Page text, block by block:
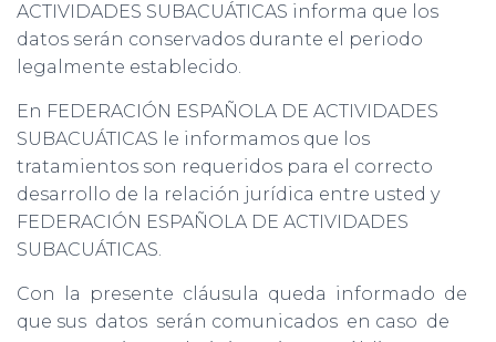
ACTIVIDADES SUBACUÁTICAS informa que los
datos serán conservados durante el periodo
legalmente establecido.
En FEDERACIÓN ESPAÑOLA DE ACTIVIDADES
SUBACUÁTICAS le informamos que los
tratamientos son requeridos para el correcto
desarrollo de la relación jurídica entre usted y
FEDERACIÓN ESPAÑOLA DE ACTIVIDADES
SUBACUÁTICAS.
Con la presente cláusula queda informado de
que sus datos serán comunicados en caso de